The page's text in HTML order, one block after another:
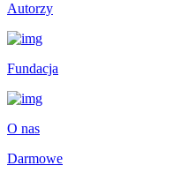
Autorzy
Fundacja
O nas
Darmowe